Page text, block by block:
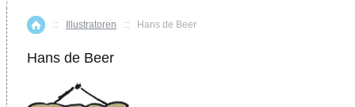
Home
:: Illustratoren :: Hans de Beer
Hans de Beer